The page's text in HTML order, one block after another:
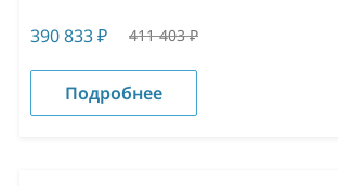
390 833₽ 411 403₽
Подробнее